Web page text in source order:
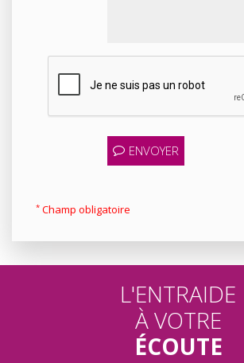
ENVOYER
* Champ obligatoire
L'ENTRAIDE
À VOTRE
ÉCOUTE